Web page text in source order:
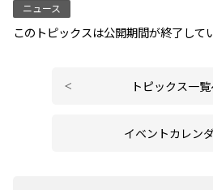
ニュース
このトピックスは公開期間が終了して
トピックス一
イベントカレン